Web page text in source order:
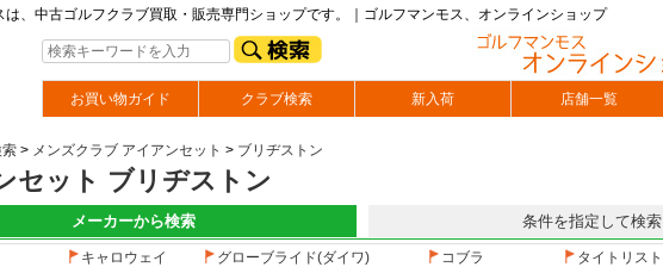
、中古ゴルフクラブ買取・販売専門ショップです。｜ゴルフマンモス、オンラインショップ
お買い物ガイド クラブ検索 新入荷 店舗一覧
> メンズクラブ アイアンセット > ブリヂストン
セット ブリヂストン
メーカーから検索 条件を指定して検索
キャロウェイ グローブライド(ダイワ) コブラ タイトリスト